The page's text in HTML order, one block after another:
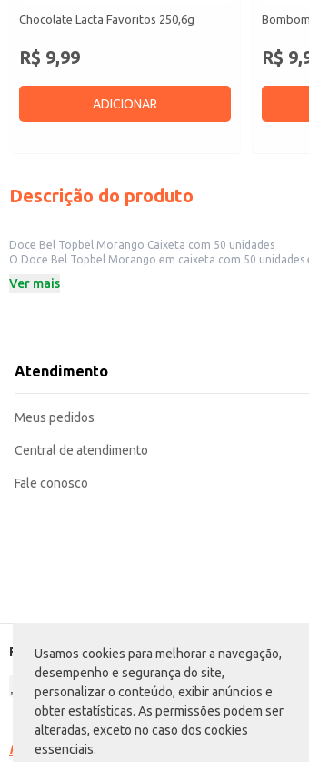
Usamos cookies para melhorar a navegação,
desempenho e segurança do site,
personalizar o conteúdo, exibir anúncios e
obter estatísticas. As permissões podem ser
alteradas, exceto no caso dos cookies
essenciais.
Chocolate Lacta Favoritos 250,6g
R$ 9,99
ADICIONAR
R$
Descrição do produto
Doce Bel Topbel Morango Caixeta com 50 unidades
O Doce Bel Topbel Morango em caixeta com 50
Marca: Bel
Perfeito para consumo individual ou para compartilhar.
O Doce Bel Topbel Morango oferece praticidade e
Ver mais
Atendimento
Meus pedidos
Central de atendimento
Fale conosco
Formas de pagamento
Racismo é crime. Denuncie. Disque 100 ou